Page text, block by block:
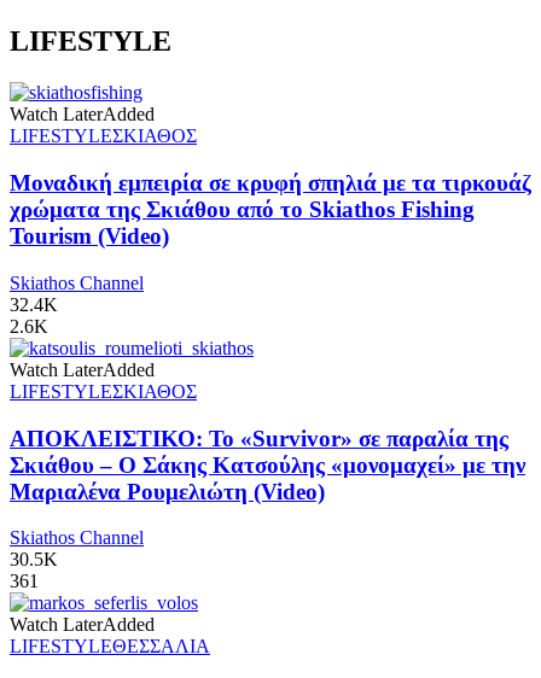
LIFESTYLE
Watch LaterAdded
LIFESTYLEΣΚΙΑΘΟΣ
Μοναδική εμπειρία σε κρυφή σπηλιά με τα τιρκουάζ
χρώματα της Σκιάθου από το Skiathos Fishing
Tourism (Video)
Skiathos Channel
32.4K
2.6K
Watch LaterAdded
LIFESTYLEΣΚΙΑΘΟΣ
ΑΠΟΚΛΕΙΣΤΙΚΟ: Το «Survivor» σε παραλία της
Σκιάθου – Ο Σάκης Κατσούλης «μονομαχεί» με την
Μαριαλένα Ρουμελιώτη (Video)
Skiathos Channel
30.5K
361
Watch LaterAdded
LIFESTYLEΘΕΣΣΑΛΙΑ